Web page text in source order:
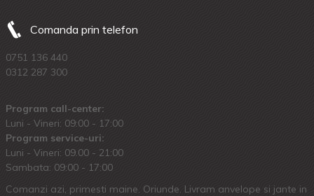
Comanda prin telefon
0751 136 440
0312 287 300
Program call-center:
Luni - Vineri: 09:00 - 17:00
Program service-uri:
Luni - Vineri: 09.00 - 21:00
Sambata: 09:00 - 17:00
Comanzi azi, primesti maine. Oriunde. Livram anvelope si jante in